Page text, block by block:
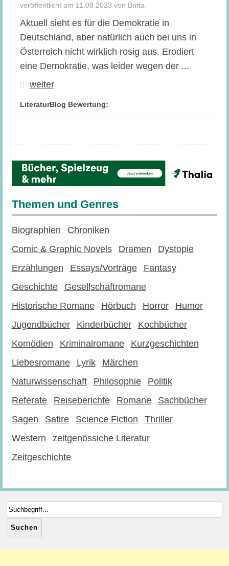
veröffentlicht am 11.08.2023 von Britta
Aktuell sieht es für die Demokratie in
Deutschland, aber natürlich auch bei uns in
Österreich nicht wirklich rosig aus. Erodiert
eine Demokratie, was leider wegen der ...
weiter
LiteraturBlog Bewertung:
Themen und Genres
Biographien
Chroniken
Comic & Graphic Novels
Dramen
Dystopie
Erzählungen
Essays/Vorträge
Fantasy
Geschichte
Gesellschaftromane
Historische Romane
Hörbuch Horror
Humor
Jugendbücher
Kinderbücher
Kochbücher
Komödien
Kriminalromane
Kurzgeschichten
Liebesromane
Lyrik
Märchen
Naturwissenschaft
Philosophie
Politik
Referate
Reiseberichte Romane
Sachbücher
Sagen
Satire Science Fiction
Thriller
Western
zeitgenössiche Literatur
Zeitgeschichte